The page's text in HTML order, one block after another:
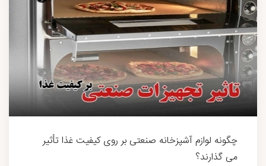
چگونه لوازم آشپزخانه صنعتی بر روی کیفیت غذا تأثیر
می گذارند؟